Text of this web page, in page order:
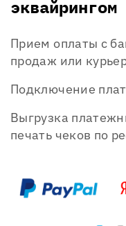
эквайрингом
Прием оплаты с
продаж или
Подключение
Выгрузка
печать чеков по